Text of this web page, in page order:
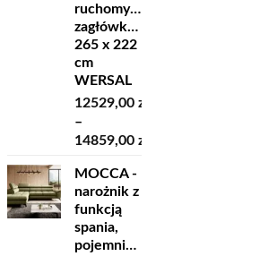
ruchomymi
zagłówkami
265 x 222
cm
WERSAL
12529,00 zł
–
14859,00 zł
cen:
od
12529,00 zł
do
14859,00 zł
MOCCA -
narożnik z
funkcją
spania,
pojemnikiem